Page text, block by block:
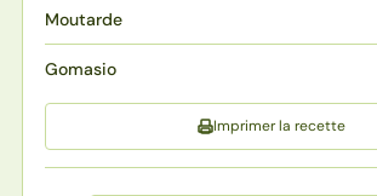
Moutarde
Gomasio
Imprimer la recette